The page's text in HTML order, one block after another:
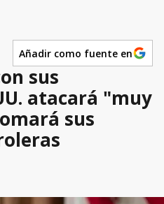
Añadir como fuente en
sus
atacará "muy
sus